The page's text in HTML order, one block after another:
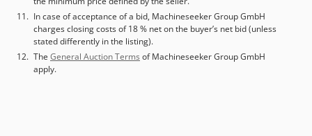
In case of acceptance of a bid, Machineseeker Group GmbH
charges closing costs of 18 % net on the buyer’s net bid (unless
stated differently in the listing).
The General Auction Terms of Machineseeker Group GmbH
apply.